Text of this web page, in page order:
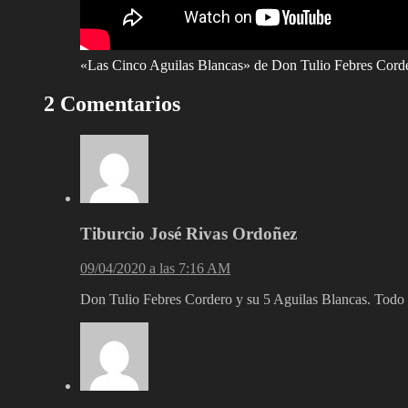
«Las Cinco Aguilas Blancas» de Don Tulio Febres
2 Comentarios
Tiburcio José Rivas Ordoñez
09/04/2020 a las 7:16 AM
Don Tulio Febres Cordero y su 5 Aguilas Blancas.